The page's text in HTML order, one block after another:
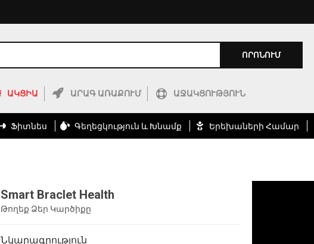
ՈՐՈՆՈՒՄ
ԱԿՑԻԱ ԱՐԱԳ ԱՌԱՔՈՒՄ ԱՋԱԿՑՈՒԹՅՈՒՆ
Ֆիտնես Գեղեցկություն ԵՒ Խնամք Երեխաների Համար
Smart Braclet Health
Թողեք Ձեր Կարծիքը
Նկարագրություն